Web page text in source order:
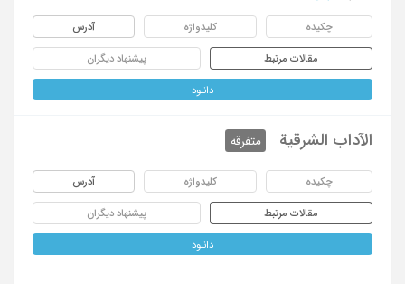
چکیده کلیدواژه آدرس
مقالات مرتبط پیشنهاد دیگران
دانلود
الآداب الشرقیة متفرقه
چکیده کلیدواژه آدرس
مقالات مرتبط پیشنهاد دیگران
دانلود